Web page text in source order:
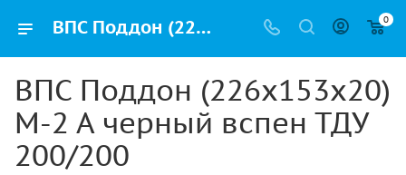
ВПС Поддон (226х153х20) М-2 А черный вспен ТДУ 200/200 купить оптом и розницу с доставкой в Ижевске 0
ВПС Поддон (226х153х20)
М-2 А черный вспен ТДУ
200/200